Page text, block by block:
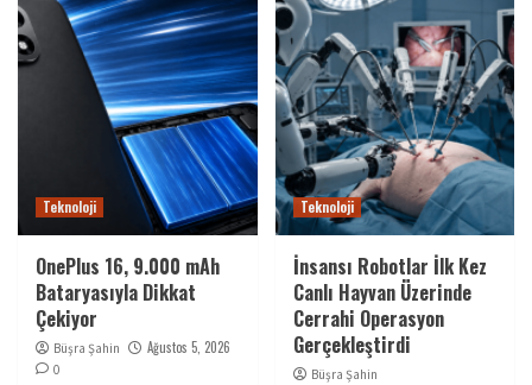
Teknoloji
OnePlus 16, 9.000 mAh
Bataryasıyla Dikkat
Çekiyor
Büşra Şahin Ağustos 5, 2026
0
Teknoloji
İnsansı Robotlar İlk Kez
Canlı Hayvan Üzerinde
Cerrahi Operasyon
Gerçekleştirdi
Büşra Şahin